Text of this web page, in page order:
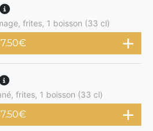
frites, 1 boisson (33 cl)
7.50€
frites, 1 boisson (33 cl)
7.50€